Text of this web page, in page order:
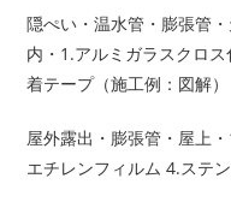
隠ぺい・温水管・膨張管
内・1.アルミガラスクロ
着テープ（施工例：図解）
屋外露出・膨張管・屋上
エチレンフィルム 4.ステ